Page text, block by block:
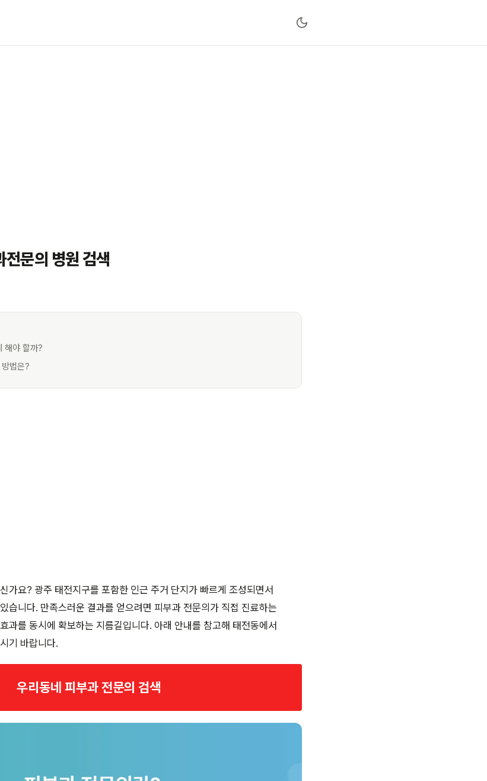
문의 병원 검색
해야 할까?
법은?
가요? 광주 태전지구를 포함한 인근 주거 단지가 빠르게 조성되면서
습니다. 만족스러운 결과를 얻으려면 피부과 전문의가 직접 진료하는
과를 동시에 확보하는 지름길입니다. 아래 안내를 참고해 태전동에서
기 바랍니다.
우리동네 피부과 전문의 검색